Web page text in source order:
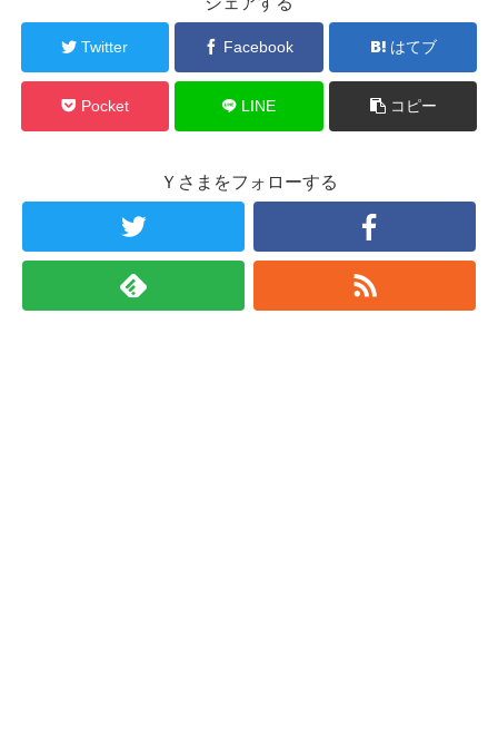
Twitter Facebook はてブ
Pocket LINE コピー
Ｙさまをフォローする